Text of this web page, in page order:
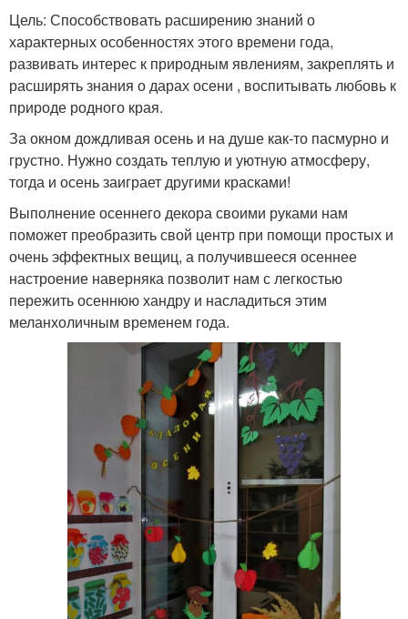
Цель: Способствовать расширению знаний о
характерных особенностях этого времени года,
развивать интерес к природным явлениям, закреплять и
расширять знания о дарах осени , воспитывать любовь к
природе родного края.
За окном дождливая осень и на душе как-то пасмурно и
грустно. Нужно создать теплую и уютную атмосферу,
тогда и осень заиграет другими красками!
Выполнение осеннего декора своими руками нам
поможет преобразить свой центр при помощи простых и
очень эффектных вещиц, а получившееся осеннее
настроение наверняка позволит нам с легкостью
пережить осеннюю хандру и насладиться этим
меланхоличным временем года.